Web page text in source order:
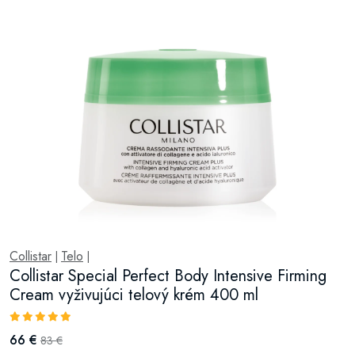
Collistar Telo
Collistar Special Perfect Body Intensive Firming
Cream vyživujúci telový krém 400 ml
66 € 83 €